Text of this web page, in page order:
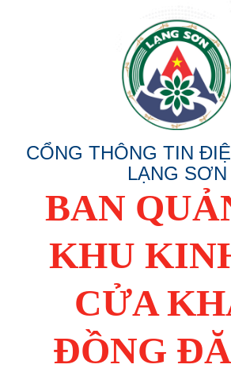
CỔNG THÔNG TIN
LẠNG SƠN
BAN
KHU
CỬA
ĐỒNG